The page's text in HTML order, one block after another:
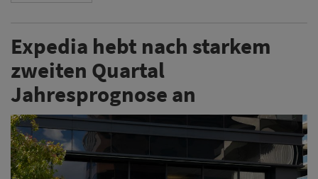
Expedia hebt nach starkem
zweiten Quartal
Jahresprognose an